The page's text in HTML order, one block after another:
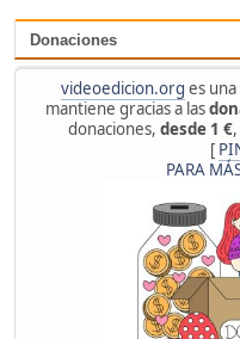
Donaciones
videoedicion.org es una
mantiene gracias a las
donaciones, desde 1 €
[
PARA